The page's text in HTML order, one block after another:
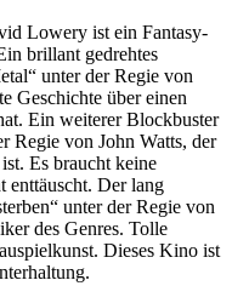
Lowery ist ein Fantasy-
brillant gedrehtes
unter der Regie von
Geschichte über einen
Ein weiterer Blockbuster
Regie von John Watts, der
Es braucht keine
Der lang
unter der Regie von
des Genres. Tolle
Dieses Kino ist